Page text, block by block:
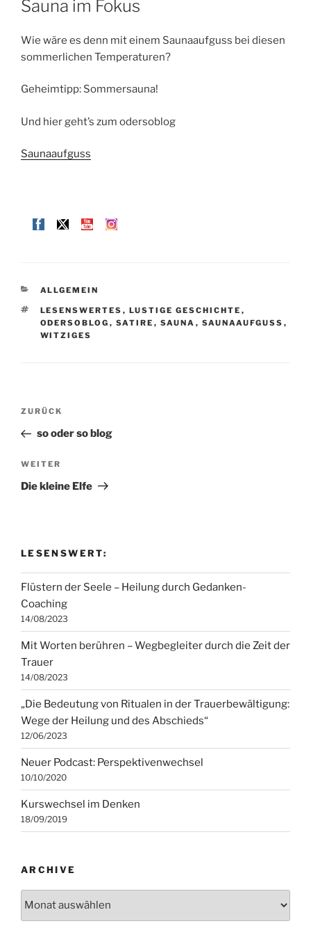
Sauna im Fokus
Wie wäre es denn mit einem Saunaaufguss bei diesen
sommerlichen Temperaturen?
Geheimtipp: Sommersauna!
Und hier geht’s zum odersoblog
Saunaaufguss
KATEGORIEN
ALLGEMEIN
SCHLAGWÖRTER
LESENSWERTES , LUSTIGE GESCHICHTE ,
ODERSOBLOG , SATIRE , SAUNA , SAUNAAUFGUSS ,
WITZIGES
Beitragsnavigation
Vorheriger
Beitrag
ZURÜCK
so oder so blog
Nächster
Beitrag
WEITER
Die kleine Elfe
LESENSWERT:
Flüstern der Seele – Heilung durch Gedanken-
Coaching
14/08/2023
Mit Worten berühren – Wegbegleiter durch die Zeit der
Trauer
14/08/2023
„Die Bedeutung von Ritualen in der Trauerbewältigung:
Wege der Heilung und des Abschieds“
12/06/2023
Neuer Podcast: Perspektivenwechsel
10/10/2020
Kurswechsel im Denken
18/09/2019
ARCHIVE